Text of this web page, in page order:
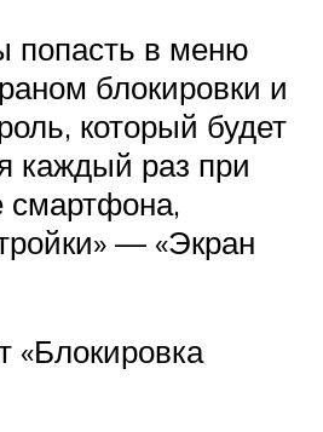
попасть в меню
блокировки и
который будет
каждый раз при
смартфона,
— «Экран
«Блокировка